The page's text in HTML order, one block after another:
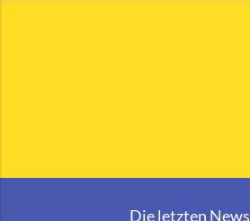
Die letzten News